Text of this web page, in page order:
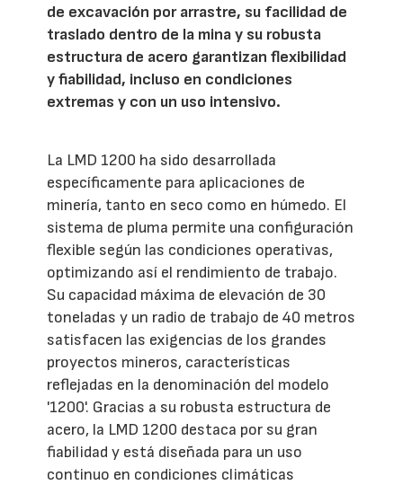
de excavación por arrastre, su facilidad de
traslado dentro de la mina y su robusta
estructura de acero garantizan flexibilidad
y fiabilidad, incluso en condiciones
extremas y con un uso intensivo.
La LMD 1200 ha sido desarrollada
específicamente para aplicaciones de
minería, tanto en seco como en húmedo. El
sistema de pluma permite una configuración
flexible según las condiciones operativas,
optimizando así el rendimiento de trabajo.
Su capacidad máxima de elevación de 30
toneladas y un radio de trabajo de 40 metros
satisfacen las exigencias de los grandes
proyectos mineros, características
reflejadas en la denominación del modelo
'1200'. Gracias a su robusta estructura de
acero, la LMD 1200 destaca por su gran
fiabilidad y está diseñada para un uso
continuo en condiciones climáticas